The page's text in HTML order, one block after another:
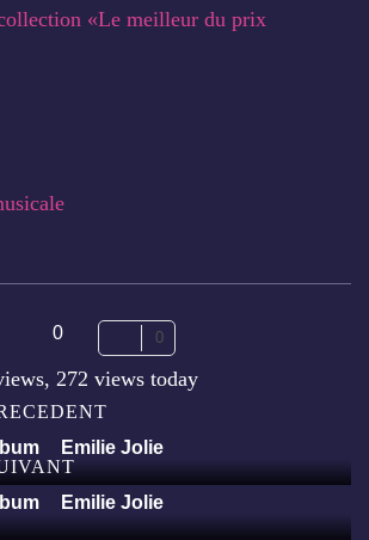
«Le meilleur du prix
0 0
272 views today
Emilie Jolie
Emilie Jolie